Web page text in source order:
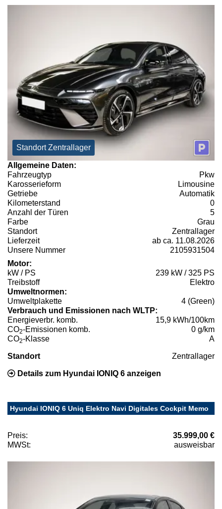
Standort Zentrallager
Allgemeine Daten:
Fahrzeugtyp
Pkw
Karosserieform
Limousine
Getriebe
Automatik
Kilometerstand
0
Anzahl der Türen
5
Farbe
Grau
Standort
Zentrallager
Lieferzeit
ab ca. 11.08.2026
Unsere Nummer
2105931504
Motor:
kW / PS
239 kW / 325 PS
Treibstoff
Elektro
Umweltnormen:
Umweltplakette
4 (Green)
Verbrauch und Emissionen nach WLTP:
Energieverbr. komb.
15,9 kWh/100km
CO2-Emissionen komb.
0 g/km
CO2-Klasse A
Standort Zentrallager
Details zum Hyundai IONIQ 6 anzeigen
Hyundai IONIQ 6 Uniq Elektro Navi Digitales Cockpit Memo
Preis:
35.999,00 €
MWSt:
ausweisbar